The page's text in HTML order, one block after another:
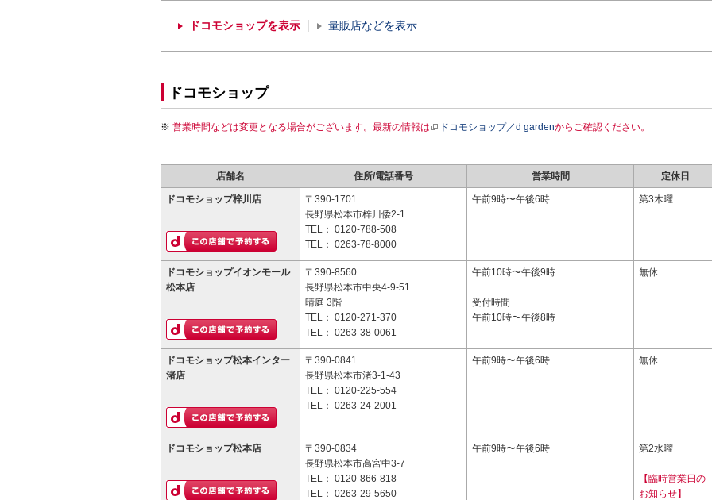
ドコモショップを表示 量販店などを表示
ドコモショップ
営業時間などは変更となる場合がございます。最新の情報は ドコモショップ／d gardenからご確認ください。
店舗名 住所/電話番号 営業時間 定休日
ドコモショップ梓川店
〒390-1701
長野県松本市梓川倭2-1
TEL： 0120-788-508
TEL： 0263-78-8000
午前9時〜午後6時 第3木曜
ドコモショップイオンモール
松本店
〒390-8560
長野県松本市中央4-9-51
晴庭 3階
TEL： 0120-271-370
TEL： 0263-38-0061
午前10時〜午後9時
受付時間
午前10時〜午後8時
無休
ドコモショップ松本インター
渚店
〒390-0841
長野県松本市渚3-1-43
TEL： 0120-225-554
TEL： 0263-24-2001
午前9時〜午後6時 無休
ドコモショップ松本店
〒390-0834
長野県松本市高宮中3-7
TEL： 0120-866-818
TEL： 0263-29-5650
午前9時〜午後6時 第2水曜
【臨時営業日の
お知らせ】